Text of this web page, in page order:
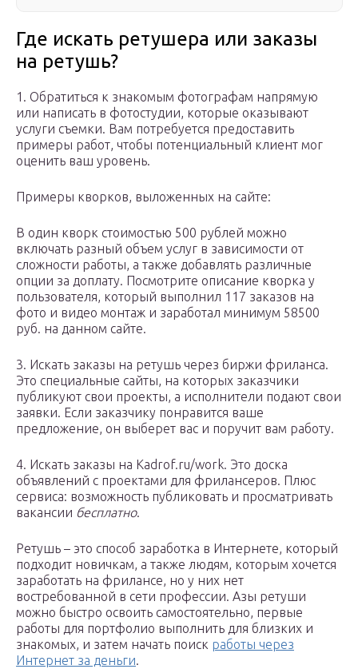
Где искать ретушера или заказы
на ретушь?
1. Обратиться к знакомым фотографам напрямую
или написать в фотостудии, которые оказывают
услуги съемки. Вам потребуется предоставить
примеры работ, чтобы потенциальный клиент мог
оценить ваш уровень.
Примеры кворков, выложенных на сайте:
В один кворк стоимостью 500 рублей можно
включать разный объем услуг в зависимости от
сложности работы, а также добавлять различные
опции за доплату. Посмотрите описание кворка у
пользователя, который выполнил 117 заказов на
фото и видео монтаж и заработал минимум 58500
руб. на данном сайте.
3. Искать заказы на ретушь через биржи фриланса.
Это специальные сайты, на которых заказчики
публикуют свои проекты, а исполнители подают свои
заявки. Если заказчику понравится ваше
предложение, он выберет вас и поручит вам работу.
4. Искать заказы на Kadrof.ru/work. Это доска
объявлений с проектами для фрилансеров. Плюс
сервиса: возможность публиковать и просматривать
вакансии бесплатно.
Ретушь – это способ заработка в Интернете, который
подходит новичкам, а также людям, которым хочется
заработать на фрилансе, но у них нет
востребованной в сети профессии. Азы ретуши
можно быстро освоить самостоятельно, первые
работы для портфолио выполнить для близких и
знакомых, и затем начать поиск работы через
Интернет за деньги.